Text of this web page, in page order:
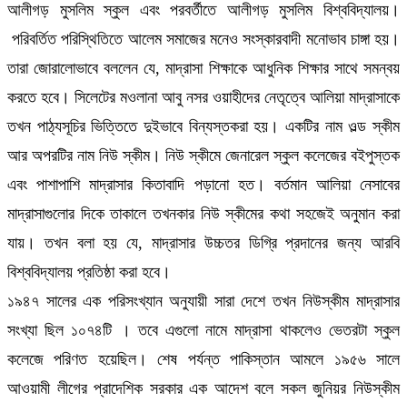
আলীগড় মুসলিম স্কুল এবং পরবর্তীতে আলীগড় মুসলিম বিশ্ববিদ্যালয়।
পরিবর্তিত পরিস্থিতিতে আলেম সমাজের মনেও সংস্কারবাদী মনোভাব চাঙ্গা হয়।
তারা জোরালোভাবে বললেন যে, মাদ্রাসা শিক্ষাকে আধুনিক শিক্ষার সাথে সমন্বয়
করতে হবে। সিলেটের মওলানা আবু নসর ওয়াহীদের নেতৃত্বে আলিয়া মাদ্রাসাকে
তখন পাঠ্যসূচির ভিত্তিতে দুইভাবে বিন্যস্তকরা হয়। একটির নাম ওল্ড স্কীম
আর অপরটির নাম নিউ স্কীম। নিউ স্কীমে জেনারেল স্কুল কলেজের বইপুস্তক
এবং পাশাপাশি মাদ্রাসার কিতাবাদি পড়ানো হত। বর্তমান আলিয়া নেসাবের
মাদ্রাসাগুলোর দিকে তাকালে তখনকার নিউ স্কীমের কথা সহজেই অনুমান করা
যায়। তখন বলা হয় যে, মাদ্রাসার উচ্চতর ডিগ্রি প্রদানের জন্য আরবি
বিশ্ববিদ্যালয় প্রতিষ্ঠা করা হবে।
১৯৪৭ সালের এক পরিসংখ্যান অনুযায়ী সারা দেশে তখন নিউস্কীম মাদ্রাসার
সংখ্যা ছিল ১০৭৪টি । তবে এগুলো নামে মাদ্রাসা থাকলেও ভেতরটা স্কুল
কলেজে পরিণত হয়েছিল। শেষ পর্যন্ত পাকিস্তান আমলে ১৯৫৬ সালে
আওয়ামী লীগের প্রাদেশিক সরকার এক আদেশ বলে সকল জুনিয়র নিউস্কীম